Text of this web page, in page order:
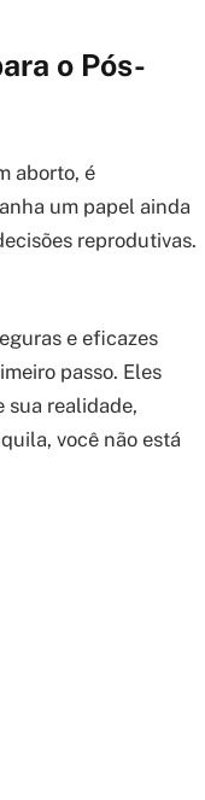
o Pós-
aborto, é
um papel ainda
reprodutivas.
e eficazes
passo. Eles
sua realidade,
você não está